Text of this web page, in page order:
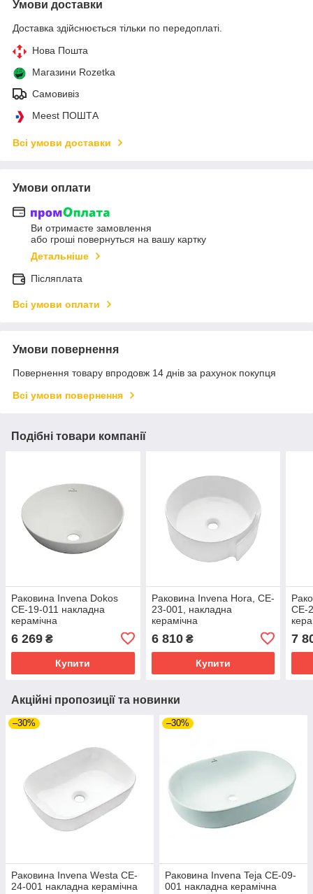
Умови доставки
Доставка здійснюється тільки по передоплаті.
Нова Пошта
Магазини Rozetka
Самовивіз
Meest ПОШТА
Всі умови доставки
Умови оплати
Ви отримаєте замовлення
або гроші повернуться на вашу картку
Детальніше
Післяплата
Всі умови оплати
Умови повернення
Повернення товару впродовж 14 днів за рахунок покупця
Всі умови повернення
Подібні товари компанії
Раковина Invena Dokos
CE-19-011 накладна
керамічна
6 269 ₴
Купити
Раковина Invena Hora, CE-
23-001, накладна
керамічна
6 810₴
Купити
CE-
7
Акційні пропозиції та новинки
–30%
Раковина Invena Westa CE-
24-001 накладна керамічна
–30%
Раковина Invena Teja CE-09-
001 накладна керамічна